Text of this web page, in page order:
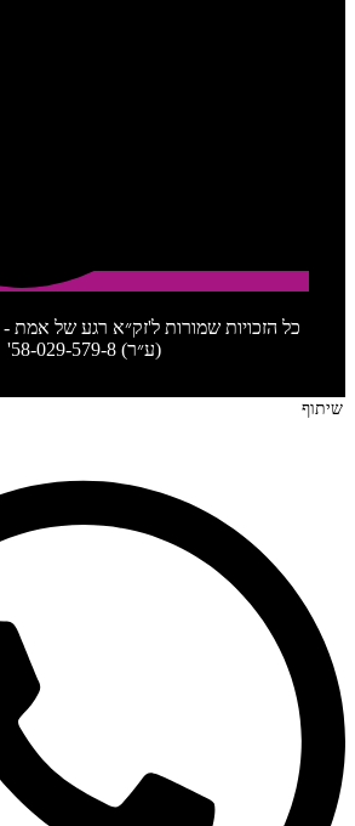
כל הזכויות שמורות ל'זק״א רגע של אמת -
(ע״ר) 58-029-579-8'
שיתוף